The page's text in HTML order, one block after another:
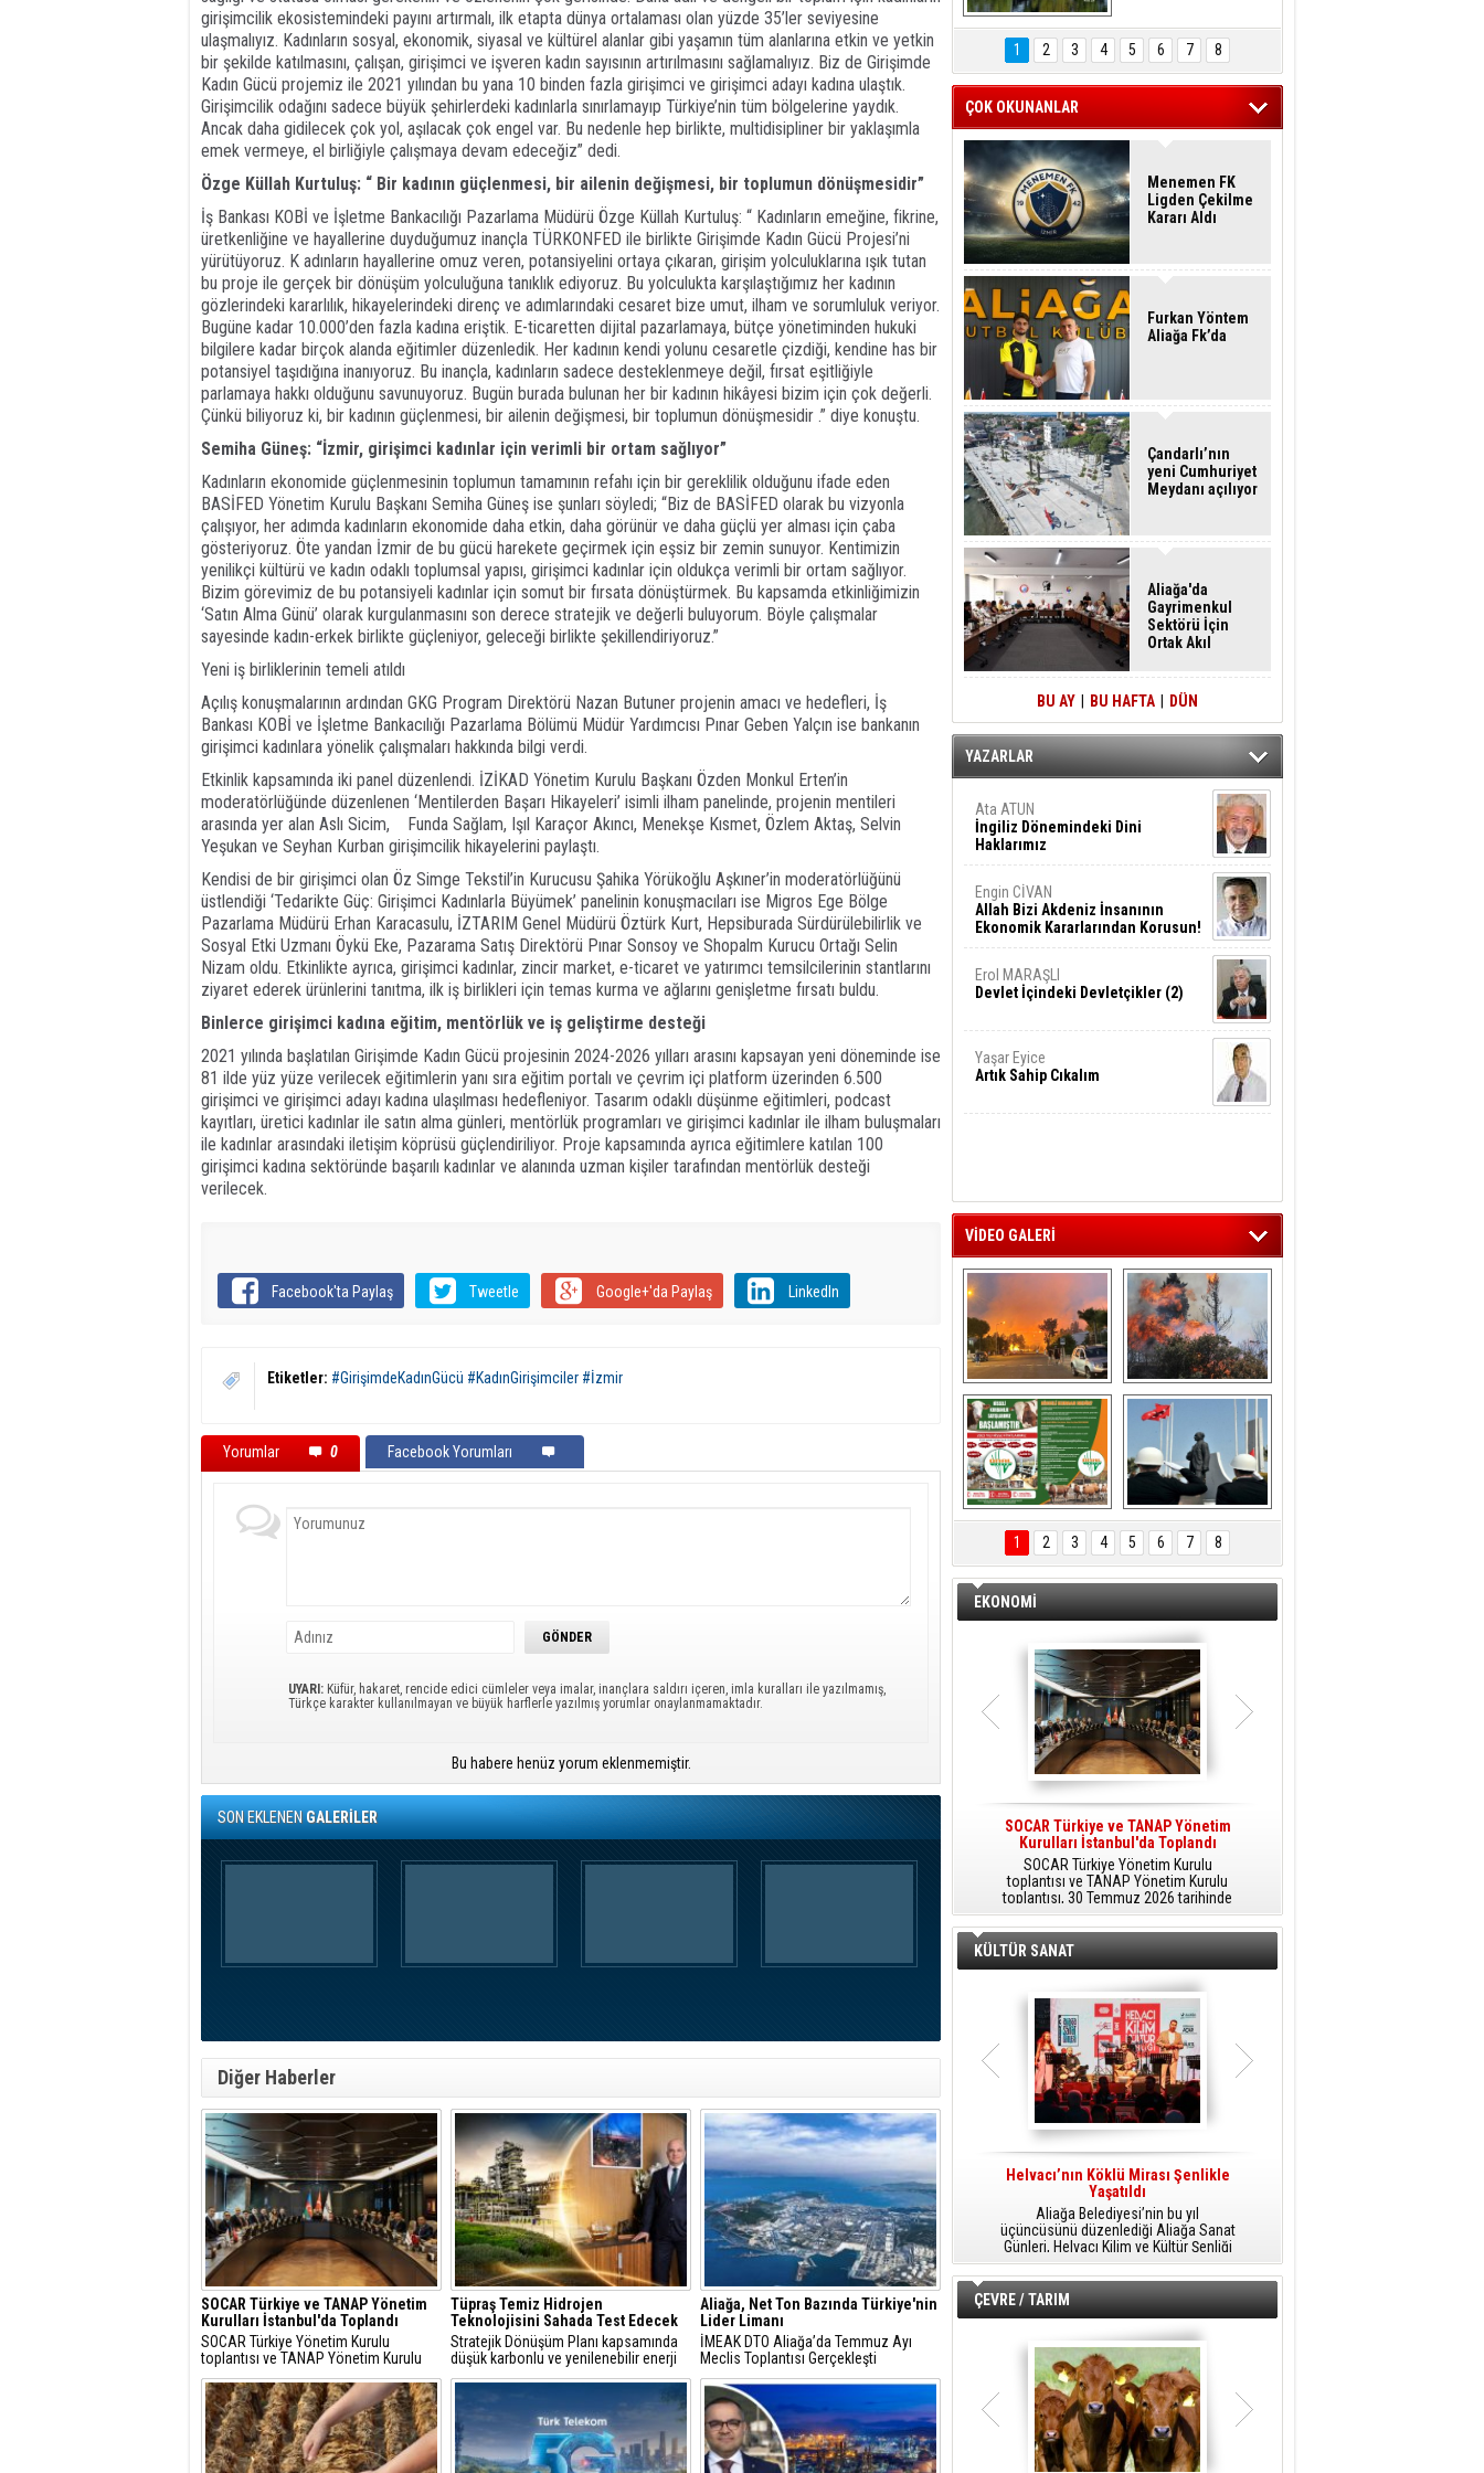
girişimcilik ekosistemindeki payını artırmalı, ilk etapta dünya ortalaması olan yüzde 35’ler seviyesine
ulaşmalıyız. Kadınların sosyal, ekonomik, siyasal ve kültürel alanlar gibi yaşamın tüm alanlarına etkin ve yetkin
bir şekilde katılmasını, çalışan, girişimci ve işveren kadın sayısının artırılmasını sağlamalıyız. Biz de Girişimde
Kadın Gücü projemiz ile 2021 yılından bu yana 10 binden fazla girişimci ve girişimci adayı kadına ulaştık.
Girişimcilik odağını sadece büyük şehirlerdeki kadınlarla sınırlamayıp Türkiye’nin tüm bölgelerine yaydık.
Ancak daha gidilecek çok yol, aşılacak çok engel var. Bu nedenle hep birlikte, multidisipliner bir yaklaşımla
emek vermeye, el birliğiyle çalışmaya devam edeceğiz” dedi.
Özge Küllah Kurtuluş: “ Bir kadının güçlenmesi, bir ailenin değişmesi, bir toplumun dönüşmesidir”
İş Bankası KOBİ ve İşletme Bankacılığı Pazarlama Müdürü Özge Küllah Kurtuluş: “ Kadınların emeğine, fikrine,
üretkenliğine ve hayallerine duyduğumuz inançla TÜRKONFED ile birlikte Girişimde Kadın Gücü Projesi’ni
yürütüyoruz. K adınların hayallerine omuz veren, potansiyelini ortaya çıkaran, girişim yolculuklarına ışık tutan
bu proje ile gerçek bir dönüşüm yolculuğuna tanıklık ediyoruz. Bu yolculukta karşılaştığımız her kadının
gözlerindeki kararlılık, hikayelerindeki direnç ve adımlarındaki cesaret bize umut, ilham ve sorumluluk veriyor.
Bugüne kadar 10.000’den fazla kadına eriştik. E-ticaretten dijital pazarlamaya, bütçe yönetiminden hukuki
bilgilere kadar birçok alanda eğitimler düzenledik. Her kadının kendi yolunu cesaretle çizdiği, kendine has bir
potansiyel taşıdığına inanıyoruz. Bu inançla, kadınların sadece desteklenmeye değil, fırsat eşitliğiyle
parlamaya hakkı olduğunu savunuyoruz. Bugün burada bulunan her bir kadının hikâyesi bizim için çok değerli.
Çünkü biliyoruz ki, bir kadının güçlenmesi, bir ailenin değişmesi, bir toplumun dönüşmesidir .” diye konuştu.
Semiha Güneş: “İzmir, girişimci kadınlar için verimli bir ortam sağlıyor”
Kadınların ekonomide güçlenmesinin toplumun tamamının refahı için bir gereklilik olduğunu ifade eden
BASİFED Yönetim Kurulu Başkanı Semiha Güneş ise şunları söyledi; “Biz de BASİFED olarak bu vizyonla
çalışıyor, her adımda kadınların ekonomide daha etkin, daha görünür ve daha güçlü yer alması için çaba
gösteriyoruz. Öte yandan İzmir de bu gücü harekete geçirmek için eşsiz bir zemin sunuyor. Kentimizin
yenilikçi kültürü ve kadın odaklı toplumsal yapısı, girişimci kadınlar için oldukça verimli bir ortam sağlıyor.
Bizim görevimiz de bu potansiyeli kadınlar için somut bir fırsata dönüştürmek. Bu kapsamda etkinliğimizin
‘Satın Alma Günü’ olarak kurgulanmasını son derece stratejik ve değerli buluyorum. Böyle çalışmalar
sayesinde kadın-erkek birlikte güçleniyor, geleceği birlikte şekillendiriyoruz.”
Yeni iş birliklerinin temeli atıldı
Açılış konuşmalarının ardından GKG Program Direktörü Nazan Butuner projenin amacı ve hedefleri, İş
Bankası KOBİ ve İşletme Bankacılığı Pazarlama Bölümü Müdür Yardımcısı Pınar Geben Yalçın ise bankanın
girişimci kadınlara yönelik çalışmaları hakkında bilgi verdi.
Etkinlik kapsamında iki panel düzenlendi. İZİKAD Yönetim Kurulu Başkanı Özden Monkul Erten’in
moderatörlüğünde düzenlenen ‘Mentilerden Başarı Hikayeleri’ isimli ilham panelinde, projenin mentileri
arasında yer alan Aslı Sicim, Funda Sağlam, Işıl Karaçor Akıncı, Menekşe Kısmet, Özlem Aktaş, Selvin
Yeşukan ve Seyhan Kurban girişimcilik hikayelerini paylaştı.
Kendisi de bir girişimci olan Öz Simge Tekstil’in Kurucusu Şahika Yörükoğlu Aşkıner’in moderatörlüğünü
üstlendiği ‘Tedarikte Güç: Girişimci Kadınlarla Büyümek’ panelinin konuşmacıları ise Migros Ege Bölge
Pazarlama Müdürü Erhan Karacasulu, İZTARIM Genel Müdürü Öztürk Kurt, Hepsiburada Sürdürülebilirlik ve
Sosyal Etki Uzmanı Öykü Eke, Pazarama Satış Direktörü Pınar Sonsoy ve Shopalm Kurucu Ortağı Selin
Nizam oldu. Etkinlikte ayrıca, girişimci kadınlar, zincir market, e-ticaret ve yatırımcı temsilcilerinin stantlarını
ziyaret ederek ürünlerini tanıtma, ilk iş birlikleri için temas kurma ve ağlarını genişletme fırsatı buldu.
Binlerce girişimci kadına eğitim, mentörlük ve iş geliştirme desteği
2021 yılında başlatılan Girişimde Kadın Gücü projesinin 2024-2026 yılları arasını kapsayan yeni döneminde ise
81 ilde yüz yüze verilecek eğitimlerin yanı sıra eğitim portalı ve çevrim içi platform üzerinden 6.500
girişimci ve girişimci adayı kadına ulaşılması hedefleniyor. Tasarım odaklı düşünme eğitimleri, podcast
kayıtları, üretici kadınlar ile satın alma günleri, mentörlük programları ve girişimci kadınlar ile ilham buluşmaları
ile kadınlar arasındaki iletişim köprüsü güçlendiriliyor. Proje kapsamında ayrıca eğitimlere katılan 100
girişimci kadına sektöründe başarılı kadınlar ve alanında uzman kişiler tarafından mentörlük desteği
verilecek.
Facebook'ta Paylaş Tweetle Google+'da Paylaş LinkedIn
Etiketler: #GirişimdeKadınGücü #KadınGirişimciler #İzmir
Yorumlar 0 Facebook Yorumları
UYARI: Küfür, hakaret, rencide edici cümleler veya imalar, inançlara saldırı içeren, imla kuralları ile yazılmamış,
Türkçe karakter kullanılmayan ve büyük harflerle yazılmış yorumlar onaylanmamaktadır.
Bu habere henüz yorum eklenmemiştir.
SON EKLENENGALERİLER
Diğer Haberler
SOCAR Türkiye ve TANAP Yönetim
Kurulları İstanbul'da Toplandı
SOCAR Türkiye Yönetim Kurulu
toplantısı ve TANAP Yönetim Kurulu
toplantısı, 30 Temmuz 2026 tarihinde
İstanbul’da gerçekleştirildi.
Tüpraş Temiz Hidrojen
Teknolojisini Sahada Test Edecek
Stratejik Dönüşüm Planı kapsamında
düşük karbonlu ve yenilenebilir enerji
çözümlerine odaklanan Tüpraş, temiz
hidrojen teknolojileri alanında yenilikçi
projelere öncülük ediyor.
Aliağa, Net Ton Bazında Türkiye'nin
Lider Limanı
İMEAK DTO Aliağa’da Temmuz Ayı
Meclis Toplantısı Gerçekleşti
Hasan Eser'in
Objektifinden
1 2 3 4 5 6 7 8
ÇOK OKUNANLAR
Menemen FK
Ligden Çekilme
Kararı Aldı
Furkan Yöntem
Aliağa Fk’da
Çandarlı’nın
yeni Cumhuriyet
Meydanı açılıyor
Aliağa'da
Gayrimenkul
Sektörü İçin
Ortak Akıl
BU AY BU HAFTA DÜN
YAZARLAR
Ata ATUN
İngiliz Dönemindeki Dini
Haklarımız
Engin CİVAN
Allah Bizi Akdeniz İnsanının
Ekonomik Kararlarından Korusun!
Erol MARAŞLI
Devlet İçindeki Devletçikler (2)
Yaşar Eyice
Artık Sahip Cıkalım
VİDEO GALERİ
Aliağa ‘da  otluk
alanda çıkan
yangın evlere
sıçramadan
söndürüldü
Aliağa'nın Ciğerleri
ÖNAL TARIM
TANITIM FİLMİ
Aliağa'da Polis
Haftası Kutlandı
1 2 3 4 5 6 7 8
EKONOMİ
SOCAR Türkiye ve TANAP Yönetim
Kurulları İstanbul'da Toplandı
SOCAR Türkiye Yönetim Kurulu
toplantısı ve TANAP Yönetim Kurulu
toplantısı, 30 Temmuz 2026 tarihinde
İstanbul’da gerçekleştirildi.
hidrojen teknolojileri alanında yenilikçi
projelere öncülük ediyor.
KÜLTÜR SANAT
Helvacı’nın Köklü Mirası Şenlikle
Yaşatıldı
Aliağa Belediyesi’nin bu yıl
üçüncüsünü düzenlediği Aliağa Sanat
Günleri, Helvacı Kilim ve Kültür Şenliği
ile Helvacı’da renkli bir güne sahne
oldu.
birbirinden renkli etkinliklerle devam
ÇEVRE / TARIM